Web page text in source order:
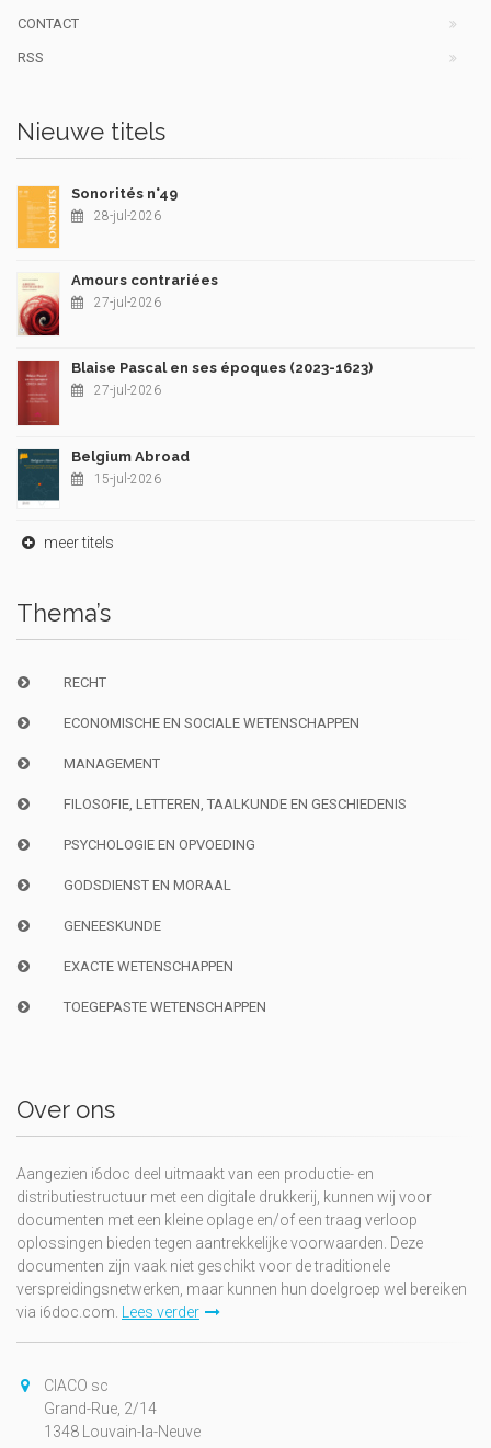
CONTACT
RSS
Nieuwe titels
Sonorités n°49
28-jul-2026
Amours contrariées
27-jul-2026
Blaise Pascal en ses époques (2023-1623)
27-jul-2026
Belgium Abroad
15-jul-2026
meer titels
Thema’s
RECHT
ECONOMISCHE EN SOCIALE WETENSCHAPPEN
MANAGEMENT
FILOSOFIE, LETTEREN, TAALKUNDE EN GESCHIEDENIS
PSYCHOLOGIE EN OPVOEDING
GODSDIENST EN MORAAL
GENEESKUNDE
EXACTE WETENSCHAPPEN
TOEGEPASTE WETENSCHAPPEN
Over ons
Aangezien i6doc deel uitmaakt van een productie- en
distributiestructuur met een digitale drukkerij, kunnen wij voor
documenten met een kleine oplage en/of een traag verloop
oplossingen bieden tegen aantrekkelijke voorwaarden. Deze
documenten zijn vaak niet geschikt voor de traditionele
verspreidingsnetwerken, maar kunnen hun doelgroep wel bereiken
via i6doc.com. Lees verder
CIACO sc
Grand-Rue, 2/14
1348 Louvain-la-Neuve